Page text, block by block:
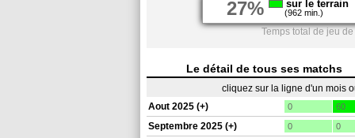
27% sur le terrain
(962 min.)
Temps total de jeu
Le détail de tous ses matchs
cliquez sur la ligne d'un mois
Aout 2025 (+)
0 60
Septembre 2025 (+) 0 0